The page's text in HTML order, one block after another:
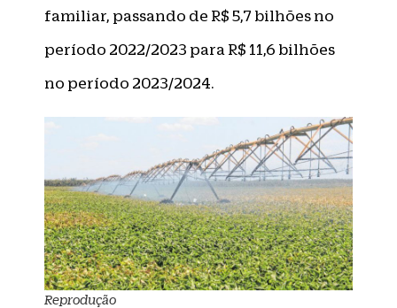
familiar, passando de R$ 5,7 bilhões no
período 2022/2023 para R$ 11,6 bilhões
no período 2023/2024.
Reprodução